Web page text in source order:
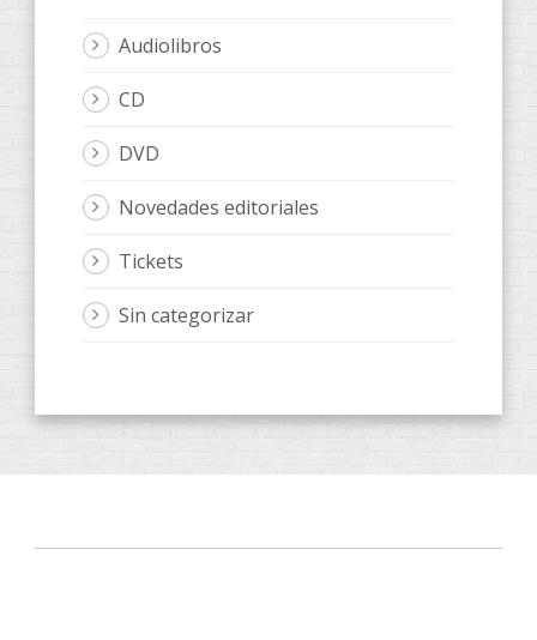
Audiolibros
CD
DVD
Novedades editoriales
Tickets
Sin categorizar